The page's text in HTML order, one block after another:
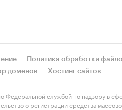
Политика обработки
доменов Хостинг сайтов
Федеральной службой по надзору в
о регистрации средства